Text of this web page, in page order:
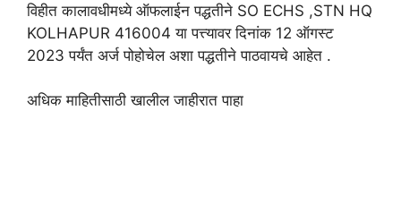
विहीत कालावधीमध्ये ऑफलाईन पद्धतीने SO ECHS ,STN HQ
KOLHAPUR 416004 या पत्त्यावर दिनांक 12 ऑगस्ट
2023 पर्यंत अर्ज पोहोचेल अशा पद्धतीने पाठवायचे आहेत .
अधिक माहितीसाठी खालील जाहीरात पाहा